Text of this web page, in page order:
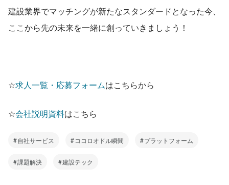
建設業界でマッチングが新たなスタンダードとなった今、
ここから先の未来を一緒に創っていきましょう！
☆求人一覧・応募フォームはこちらから
☆会社説明資料はこちら
自社サービス ココロオドル瞬間 プラットフォーム
課題解決 建設テック